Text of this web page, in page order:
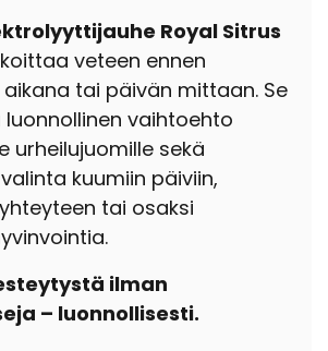
Royal Sitrus
veteen ennen
aikana tai päivän mittaan. Se
vaihtoehto
urheilujuomille sekä
kuumiin päiviin,
tai osaksi
ilman
– luonnollisesti.